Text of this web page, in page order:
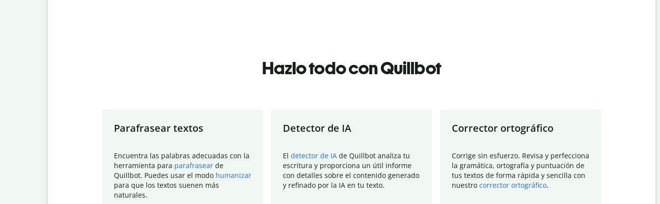
Hazlo todo con Quillbot
Parafrasear textos
Encuentra las palabras adecuadas con la
herramienta para parafrasear de
Quillbot. Puedes usar el modo humanizar
para que los textos suenen más
naturales.
Detector de IA
El detector de IA de Quillbot analiza tu
escritura y proporciona un útil informe
con detalles sobre el contenido generado
y refinado por la IA en tu texto.
Corrector ortográfico
Corrige sin esfuerzo. Revisa y perfecciona
la gramática, ortografía y puntuación de
tus textos de forma rápida y sencilla con
nuestro corrector ortográfico.